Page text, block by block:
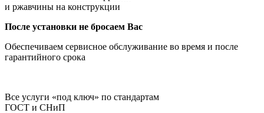
и ржавчины на конструкции
После установки не бросаем Вас
Обеспечиваем сервисное обслуживание во время и после
гарантийного срока
Все услуги «под ключ» по стандартам
ГОСТ и СНиП